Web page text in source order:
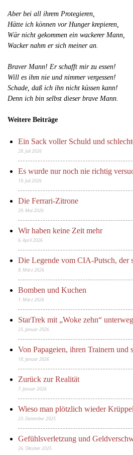
Aber bei all ihrem Protegieren,
Hätte ich können vor Hunger krepieren,
Wär nicht gekommen ein wackerer Mann,
Wacker nahm er sich meiner an.
Braver Mann! Er schafft mir zu essen!
Will es ihm nie und nimmer vergessen!
Schade, daß ich ihn nicht küssen kann!
Denn ich bin selbst dieser brave Mann.
Weitere Beiträge
Ein Sack voller Schuld und
28. Juli 2026
Es wurde nur noch nie richtig
19. Juli 2026
Die Ferrari-Zitrone
29. Mai 2026
Wir haben keine Zeit mehr
6. April 2026
Die Legende vom CIA-Putsch, der
8. März 2026
Bomben und Kuchen
1. März 2026
StarTrek mit „Woke zehn“
25. Januar 2026
Von Papageien, ihren Trainern und
18. Januar 2026
Zurück zur Realität
7. Januar 2026
Wieso man plötzlich wieder
23. Dezember 2025
Gefühlsverletzung und
26. Oktober 2025